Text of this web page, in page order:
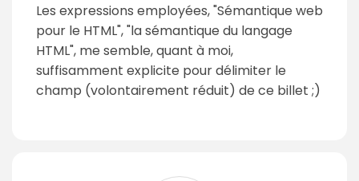
Les expressions employées, "Sémantique web
pour le HTML", "la sémantique du langage
HTML", me semble, quant à moi,
suffisamment explicite pour délimiter le
champ (volontairement réduit) de ce billet ;)